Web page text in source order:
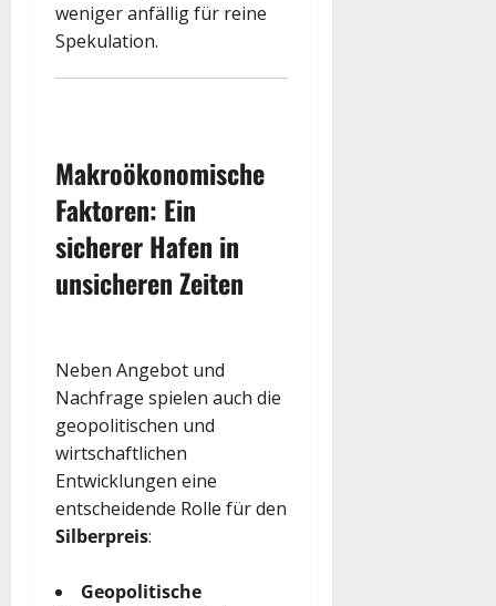
weniger anfällig für reine
Spekulation.
Makroökonomische
Faktoren: Ein
sicherer Hafen in
unsicheren Zeiten
Neben Angebot und
Nachfrage spielen auch die
geopolitischen und
wirtschaftlichen
Entwicklungen eine
entscheidende Rolle für den
Silberpreis:
Geopolitische